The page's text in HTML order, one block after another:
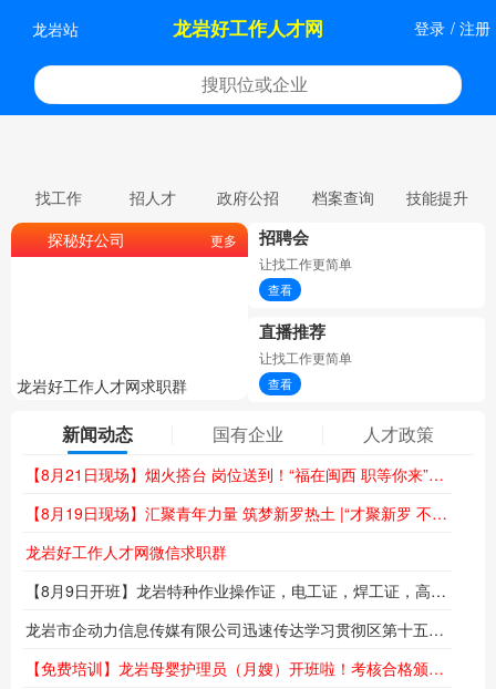
龙岩站 龙岩好工作人才网 登录 / 注册
政府公招
招聘会
让找工作更简单
查看
直播推荐
让找工作更简单
新闻动态 国有企业
【8月21日现场】烟火搭台 岗位送到！“福在闽西 职等你来”夜市专场招聘会火热来袭
龙岩好工作人才网微信求职群